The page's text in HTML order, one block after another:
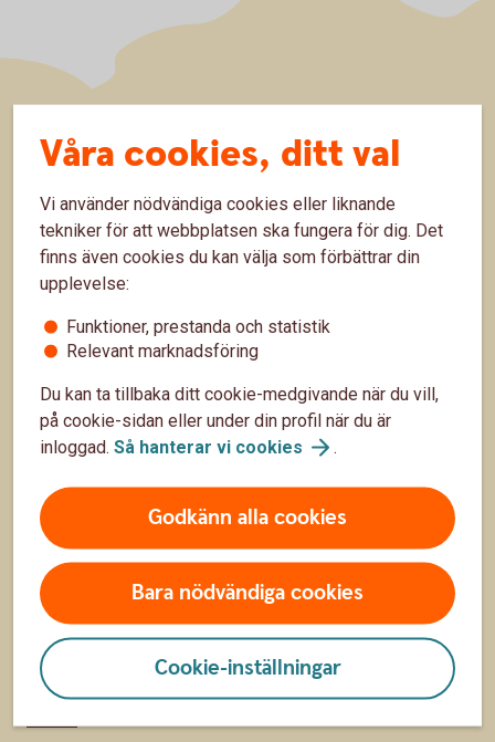
Våra cookies, ditt val
Vi använder nödvändiga cookies eller liknande
tekniker för att webbplatsen ska fungera för dig. Det
finns även cookies du kan välja som förbättrar din
upplevelse:
Funktioner, prestanda och statistik
Relevant marknadsföring
Du kan ta tillbaka ditt cookie-medgivande när du vill,
på cookie-sidan eller under din profil när du är
inloggad. Så hanterar vi cookies .
Godkänn alla cookies
Bara nödvändiga cookies
Cookie-inställningar
Sidfot
Hitta snabbt
Spärrhjälp
Hitta bankkontor
Bli kund
Om oss
Om Sparbanken Blekinge
Hållbarhet
Samhällsengagemang
Redaktionellt från banken
Jobba hos oss